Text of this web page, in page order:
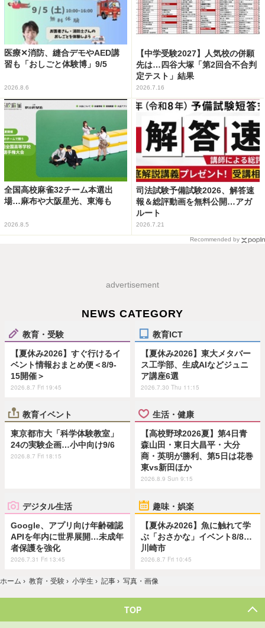
医療✕消防、縫合デモやAED講
習も「おしごと体験博」9/5
2026.8.6
【中学受験2027】人気校の併願
先は…四谷大塚「第2回合不合判
定テスト」結果
2026.7.16
全国高校麻雀32チーム本選出
場…麻布や大阪星光、東海も
2026.8.5
司法試験予備試験2026、解答速
報＆総評動画を無料公開…アガ
ルート
2026.7.21
Recommended by
advertisement
NEWS CATEGORY
教育・受験
【夏休み2026】すぐ行けるイ
ベント情報おまとめ便＜8/9-
15開催＞
2026.8.7 Fri 19:45
教育ICT
【夏休み2026】東大メタバー
ス工学部、生成AIなどジュニ
ア講座6選
2026.7.30 Thu 11:15
教育イベント
東京都市大「科学体験教室」
24の実験企画…小中向け9/6
2026.8.7 Fri 18:15
生活・健康
【高校野球2026夏】第4日青
森山田・東日大昌平・大分
商・英明が勝利、第5日は花巻
東vs新田ほか
2026.8.9 Sun 9:15
デジタル生活
Google、アプリ向け年齢確認
APIを年内に世界展開…未成年
者保護を強化
2026.7.31 Fri 13:45
趣味・娯楽
【夏休み2026】魚に触れて学
ぶ「おさかな」イベント8/8…
川崎市
2026.8.7 Fri 10:45
ホーム › 教育・受験 › 小学生 › 記事 › 写真・画像
TOP